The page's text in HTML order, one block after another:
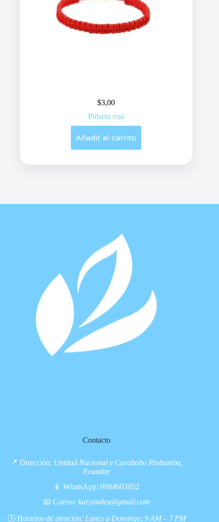
$3,00
Pulsera roja
Añadir al carrito
Contacto
📍 Dirección: Unidad Nacional y Carabobo Riobamba,
Ecuador
📱 WhatsApp:0984603052
📧 Correo: kuryandes@gmail.com
🕓 Horarios de atención: Lunes a Domingo, 9 AM – 7 PM